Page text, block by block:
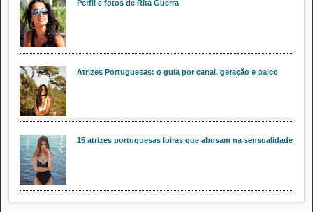
Perfil e fotos de Rita Guerra
Atrizes Portuguesas: o guia por canal, geração e palco
15 atrizes portuguesas loiras que abusam na sensualidade